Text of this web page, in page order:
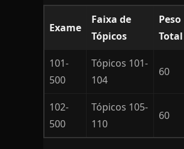
Exame
Faixa de
Tópicos
Peso
Total
101-
500
Tópicos 101-
104
60
102-
500
Tópicos 105-
110
60